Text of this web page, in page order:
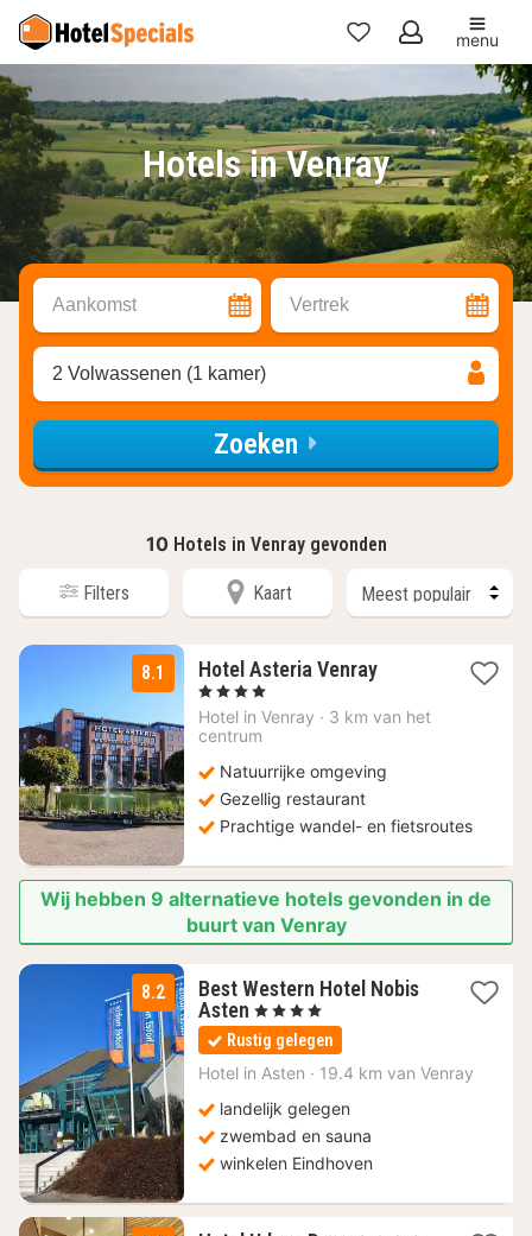
Mijn
favorieten
menu
Hotels in Venray
Aankomst Vertrek
2 Volwassenen (1 kamer)
Zoeken
10 Hotels in Venray gevonden
Filters Kaart
8.1 Hotel Asteria Venray2
vanaf
, 4 Sterren
Hotel in Venray · 3 km van het
centrum
Natuurrijke omgeving
Gezellig restaurant
Prachtige wandel- en fietsroutes
Wij hebben 9 alternatieve hotels gevonden in de
buurt van Venray
8.2
Best Western Hotel Nobis
Asten 1
nacht
vanaf
112
, 4 Sterren
Rustig gelegen
Hotel in Asten · 19.4 km van Venray
landelijk gelegen
zwembad en sauna
winkelen Eindhoven